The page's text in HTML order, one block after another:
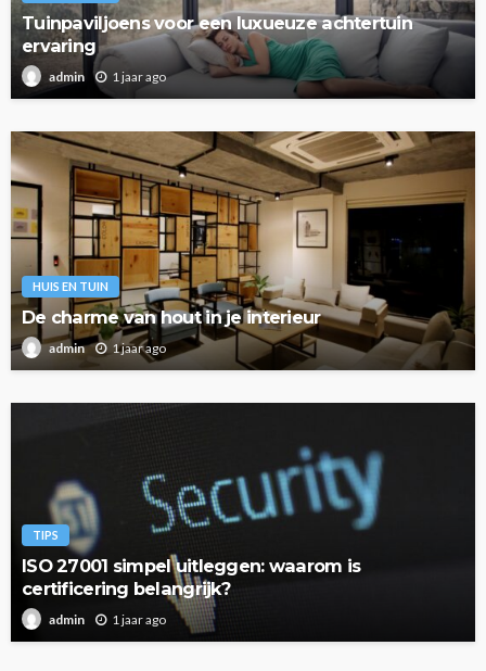
Tuinpaviljoens voor een luxueuze achtertuin
ervaring
admin 1 jaar ago
HUIS EN TUIN
De charme van hout in je interieur
admin 1 jaar ago
TIPS
ISO 27001 simpel uitleggen: waarom is
certificering belangrijk?
admin 1 jaar ago